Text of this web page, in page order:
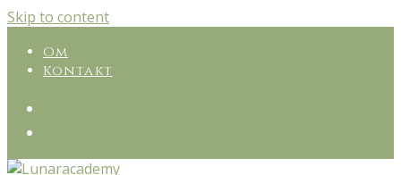
Skip to content
Om
Kontakt